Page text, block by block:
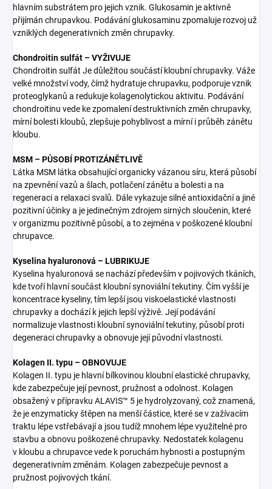
hlavním substrátem pro jejich vznik. Glukosamin je aktivně
přijímán chrupavkou. Podávání glukosaminu zpomaluje rozvoj už
vzniklých degenerativních změn chrupavky.
Chondroitin sulfát – VYŽIVUJE
Chondroitin sulfát Je důležitou součástí kloubní chrupavky. Váže
velké množství vody, čímž hydratuje chrupavku, podporuje vznik
proteoglykanů a redukuje kolagenolytickou aktivitu. Podávání
chondroitinu vede ke zpomalení destruktivních změn chrupavky,
mírní bolesti kloubů, zlepšuje pohyblivost a mírní i průběh zánětu
kloubu.
MSM – PŮSOBÍ PROTIZÁNĚTLIVĚ
Látka MSM látka obsahující organicky vázanou síru, která působí
na zpevnění vazů a šlach, potlačení zánětu a bolesti a na
regeneraci a relaxaci svalů. Dále vykazuje silné antioxidační a jiné
pozitivní účinky a je jedinečným zdrojem sirných sloučenin, které
v organizmu pozitivně působí, a to zejména v poškozené kloubní
chrupavce.
Kyselina hyaluronová – LUBRIKUJE
Kyselina hyaluronová se nachází především v pojivových tkáních,
kde tvoří hlavní součást kloubní synoviální tekutiny. Čím vyšší je
koncentrace kyseliny, tím lepší jsou viskoelastické vlastnosti
chrupavky a dochází k jejich lepší výživě. Její podávání
normalizuje vlastnosti kloubní synoviální tekutiny, působí proti
degeneraci chrupavky a obnovuje její původní vlastnosti.
Kolagen II. typu – OBNOVUJE
Kolagen II. typu je hlavní bílkovinou kloubní elastické chrupavky,
kde zabezpečuje její pevnost, pružnost a odolnost. Kolagen
obsažený v přípravku ALAVIS™ 5 je hydrolyzovaný, což znamená,
že je enzymaticky štěpen na menší částice, které se v zažívacím
traktu lépe vstřebávají a jsou tudíž mnohem lépe využitelné pro
stavbu a obnovu poškozené chrupavky. Nedostatek kolagenu
v kloubu a chrupavce vede k poruchám hybnosti a postupným
degenerativním změnám. Kolagen zabezpečuje pevnost a
pružnost pojivových tkání.